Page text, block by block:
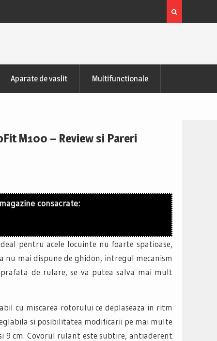
Bicicleta indoor cycling FitTronic®
Pareri
Aparate de vaslit Multifunctionale
M100 – Review si Pareri
consacrate:
pentru acele locuinte nu foarte spatioase,
nu mai dispune de ghidon, intregul mecanism
de rulare, se va putea salva mai mult
cu miscarea rotorului ce deplaseaza in ritm
si posibilitatea modificarii pe mai multe
9 cm. Covorul rulant este subtire, antiaderent